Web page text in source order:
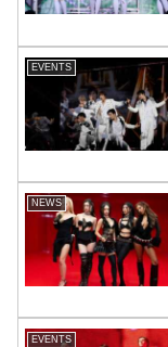
EVENTS
NEWS
EVENTS